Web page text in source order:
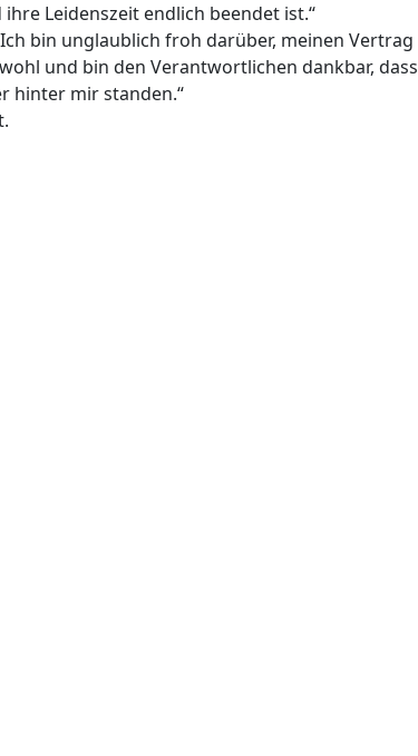
Leidenszeit endlich beendet ist.“
bin unglaublich froh darüber, meinen Vertrag
und bin den Verantwortlichen dankbar, dass
hinter mir standen.“